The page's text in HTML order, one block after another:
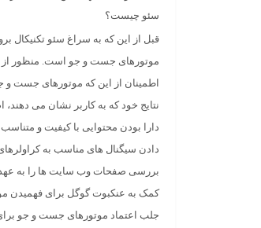
سئو چیست؟
موتورهای جست و جو است. منظور از
اطمینان از این که موتورهای جست
نتایج خود که به کاربر نشان می دهند،
دارا بودن محتوایی با کیفیت و
دادن سیگنال های مناسب به
بررسی صفحات وب سایت ها را به
کمک به عنکبوت گوگل برای فهمیدن
جلب اعتماد موتورهای جست و جو برای